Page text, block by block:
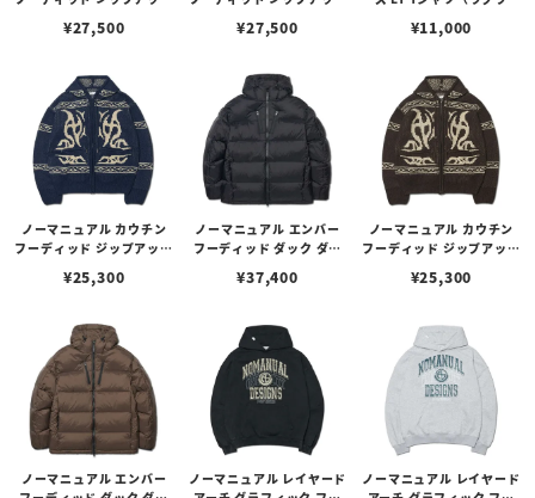
（Mサイズ）
¥27,500
（Mサイズ）
¥27,500
ラック/ベージュ/6.2oz）
¥11,000
ノーマニュアル カウチン
フーディッド ジップアップ
¥25,300
ノーマニュアル エンバー
フーディッド ダック ダウ
¥37,400
ノーマニュアル カウチン
フーディッド ジップアップ
¥25,300
ノーマニュアル エンバー
ノーマニュアル レイヤード
ノーマニュアル レイヤード